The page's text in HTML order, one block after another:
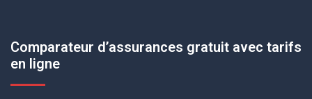
Comparateur d’assurances gratuit avec tarifs
en ligne